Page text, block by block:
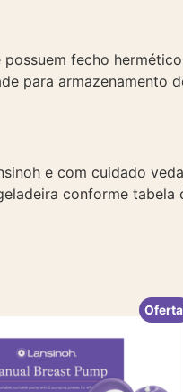
fecho
para armazenamento
e com cuidado
conforme tabela